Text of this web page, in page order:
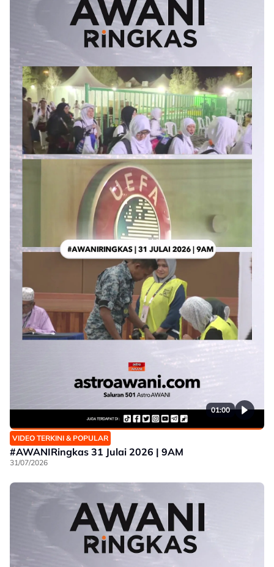
01:00
VIDEO TERKINI & POPULAR
#AWANIRingkas 31 Julai 2026 | 9AM
31/07/2026